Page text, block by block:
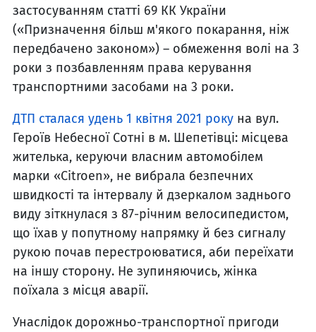
застосуванням статті 69 КК України
(«Призначення більш м'якого покарання, ніж
передбачено законом») – обмеження волі на 3
роки з позбавленням права керування
транспортними засобами на 3 роки.
ДТП сталася удень 1 квітня 2021 року на вул.
Героїв Небесної Сотні в м. Шепетівці: місцева
жителька, керуючи власним автомобілем
марки «Citroen», не вибрала безпечних
швидкості та інтервалу й дзеркалом заднього
виду зіткнулася з 87-річним велосипедистом,
що їхав у попутному напрямку й без сигналу
рукою почав перестроюватися, аби переїхати
на іншу сторону. Не зупиняючись, жінка
поїхала з місця аварії.
Унаслідок дорожньо-транспортної пригоди